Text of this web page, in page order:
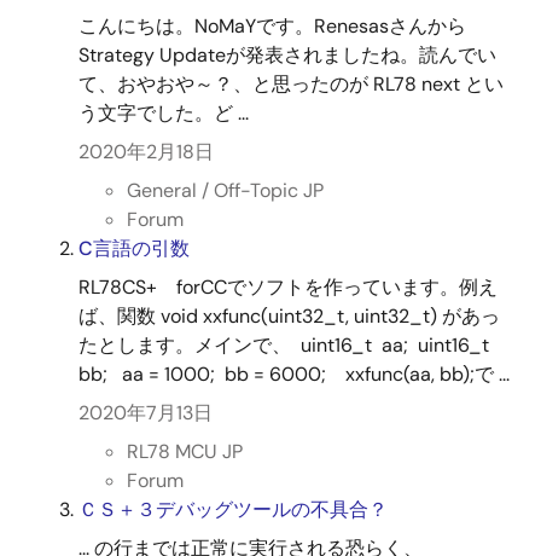
こんにちは。NoMaYです。Renesasさんから
Strategy Updateが発表されましたね。読んでい
て、おやおや～？、と思ったのが RL78 next とい
う文字でした。ど ...
2020年2月18日
General / Off-Topic JP
Forum
C言語の引数
RL78CS+ forCCでソフトを作っています。例え
ば、関数 void xxfunc(uint32_t, uint32_t) があっ
たとします。メインで、 uint16_t aa; uint16_t
bb; aa = 1000; bb = 6000; xxfunc(aa, bb);で ...
2020年7月13日
RL78 MCU JP
Forum
ＣＳ＋３デバッグツールの不具合？
... の行までは正常に実行される恐らく、